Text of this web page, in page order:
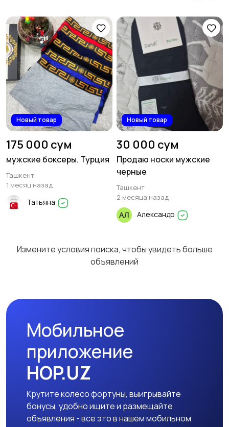
Нижнее белье2 Обувь
Пиджаки и костюмы Рубашки3
Свитеры и толстовки
1
Спецодежда
Новый товар
175 000 сум
мужские боксеры. Турция
Ташкент
1 месяц назад
Татьяна
Новый товар
30 000 сум
Продаю носки мужские
черные
Ташкент
2 месяца назад
Александр
Измените условия поиска, чтобы увидеть больше
объявлений
Мобильное
приложение
HOP.UZ
Крутите колесо фортуны, выигрывайте
бонусы, удобно ищите и размещайте
объявления - все это в нашем мобильном